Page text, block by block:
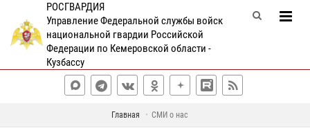
РОСГВАРДИЯ
Управление Федеральной службы войск
национальной гвардии Российской
Федерации по Кемеровской области -
Кузбассу
Главная СМИ о нас